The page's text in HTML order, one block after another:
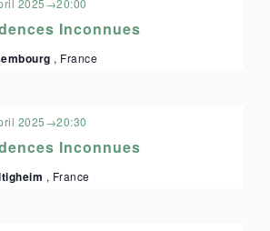
Inconnues
2025→20:00
, France
Inconnues
2025→20:30
, France